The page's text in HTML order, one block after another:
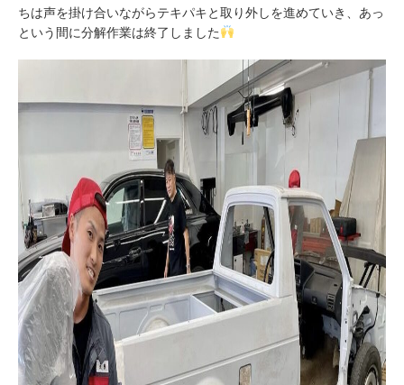
ちは声を掛け合いながらテキパキと取り外しを進めていき、あっ
という間に分解作業は終了しました